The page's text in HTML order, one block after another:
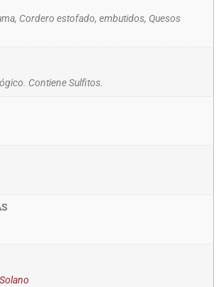
Cordero estofado, embutidos, Quesos
Contiene Sulfitos.